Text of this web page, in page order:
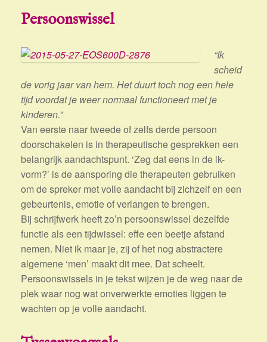
Persoonswissel
“Ik
scheid
de vorig jaar van hem. Het duurt toch nog een hele
tijd voordat je weer normaal functioneert met je
kinderen.”
Van eerste naar tweede of zelfs derde persoon
doorschakelen is in therapeutische gesprekken een
belangrijk aandachtspunt. ‘Zeg dat eens in de ik-
vorm?’ is de aansporing die therapeuten gebruiken
om de spreker met volle aandacht bij zichzelf en een
gebeurtenis, emotie of verlangen te brengen.
Bij schrijfwerk heeft zo’n persoonswissel dezelfde
functie als een tijdwissel: effe een beetje afstand
nemen. Niet ik maar je, zij of het nog abstractere
algemene ‘men’ maakt dit mee. Dat scheelt.
Persoonswissels in je tekst wijzen je de weg naar de
plek waar nog wat onverwerkte emoties liggen te
wachten op je volle aandacht.